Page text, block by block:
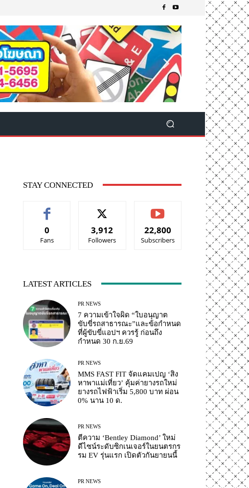
STAY CONNECTED
0
Fans
3,912
Followers
22,800
Subscribers
LATEST ARTICLES
PR NEWS
7 ความเข้าใจผิด “ใบอนุญาต
ขับขี่รถสาธารณะ”และข้อกำหนด
ที่ผู้ขับขี่แอปฯ ควรรู้ ก่อนถึง
กำหนด 30 ก.ย.69
PR NEWS
MMS FAST FIT จัดแคมเปญ ‘สิง
หาพาแม่เที่ยว’ คุ้มค่ายางรถใหม่
ยางรถไฟฟ้าเริ่ม 5,800 บาท ผ่อน
0% นาน 10 ด.
PR NEWS
ตีความ ‘Bentley Diamond’ ใหม่
ดีไซน์ระดับซิกเนเจอร์ในยนตรกร
รม EV รุ่นแรก เปิดตัวกันยายนนี้
PR NEWS